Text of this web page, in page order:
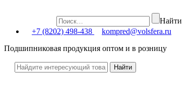
Найти
+7 (8202) 498-438
kompred@volsfera.ru
Подшипниковая продукция оптом и в розницу